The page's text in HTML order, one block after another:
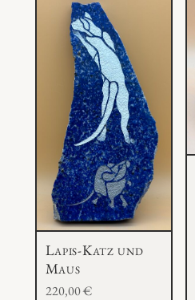
Lapis-Katz und
Maus
220,00€